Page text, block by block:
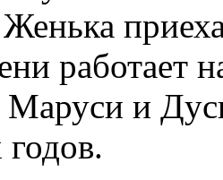
работает
Маруси и